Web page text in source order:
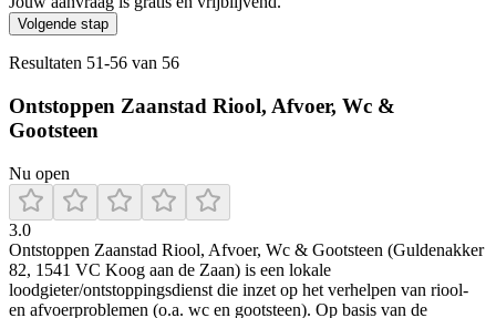
Volgende stap
Resultaten 51-56 van 56
Ontstoppen Zaanstad Riool, Afvoer, Wc &
Gootsteen
Nu open
3.0
Ontstoppen Zaanstad Riool, Afvoer, Wc & Gootsteen (Guldenakker
82, 1541 VC Koog aan de Zaan) is een lokale
loodgieter/ontstoppingsdienst die inzet op het verhelpen van riool-
en afvoerproblemen (o.a. wc en gootsteen). Op basis van de